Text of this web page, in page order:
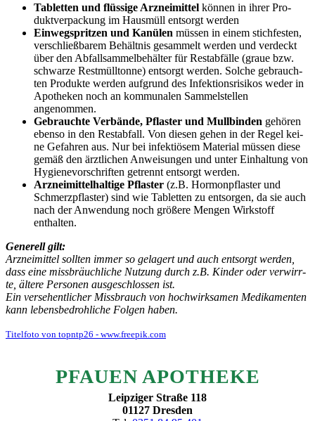
Tablet­ten und flüs­si­ge Arz­nei­mit­tel kön­nen in ihrer Pro­
dukt­ver­pa­ckung im Haus­müll ent­sorgt werden
Ein­weg­sprit­zen und Kanü­len müs­sen in einem stich­fes­ten,
ver­schließ­ba­rem Behält­nis gesam­melt wer­den und ver­deckt
über den Abfall­sam­mel­be­häl­ter für Rest­ab­fäl­le (graue bzw.
schwar­ze Rest­müll­ton­ne) ent­sorgt wer­den. Sol­che gebrauch­
ten Pro­duk­te wer­den auf­grund des Infek­ti­ons­ri­si­kos weder in
Apo­the­ken noch an kom­mu­na­len Sam­mel­stel­len
angenommen.
Gebrauch­te Ver­bän­de, Pflas­ter und Mull­bin­den gehö­ren
eben­so in den Rest­ab­fall. Von die­sen gehen in der Regel kei­
ne Gefah­ren aus. Nur bei infek­tiö­sem Mate­ri­al müs­sen die­se
gemäß den ärzt­li­chen Anwei­sun­gen und unter Ein­hal­tung von
Hygie­ne­vor­schrif­ten getrennt ent­sorgt werden.
Arz­nei­mit­tel­hal­ti­ge Pflas­ter (z.B. Hor­mon­pflas­ter und
Schmerz­pflas­ter) sind wie Tablet­ten zu ent­sor­gen, da sie auch
nach der Anwen­dung noch grö­ße­re Men­gen Wirk­stoff
enthalten.
Gene­rell gilt:
Arz­nei­mit­tel soll­ten immer so gela­gert und auch ent­sorgt wer­den,
dass eine miss­bräuch­li­che Nut­zung durch z.B. Kin­der oder ver­wirr­
te, älte­re Per­so­nen aus­ge­schlos­sen ist.
Ein ver­se­hent­li­cher Miss­brauch von hoch­wirk­sa­men Medi­ka­men­ten
kann lebens­be­droh­li­che Fol­gen haben.
Titel­fo­to von topntp26 - www.freepik.com
PFAU­EN APOTHEKE
Leip­zi­ger Stra­ße 118
01127 Dres­den